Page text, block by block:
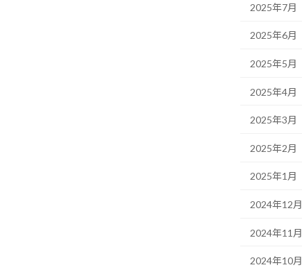
2025年7月
2025年6月
2025年5月
2025年4月
2025年3月
2025年2月
2025年1月
2024年12月
2024年11月
2024年10月